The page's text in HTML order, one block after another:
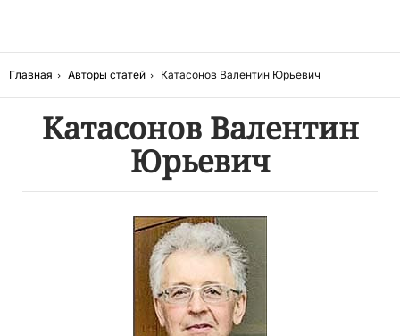
Главная Авторы статей Катасонов Валентин Юрьевич
Катасонов Валентин
Юрьевич